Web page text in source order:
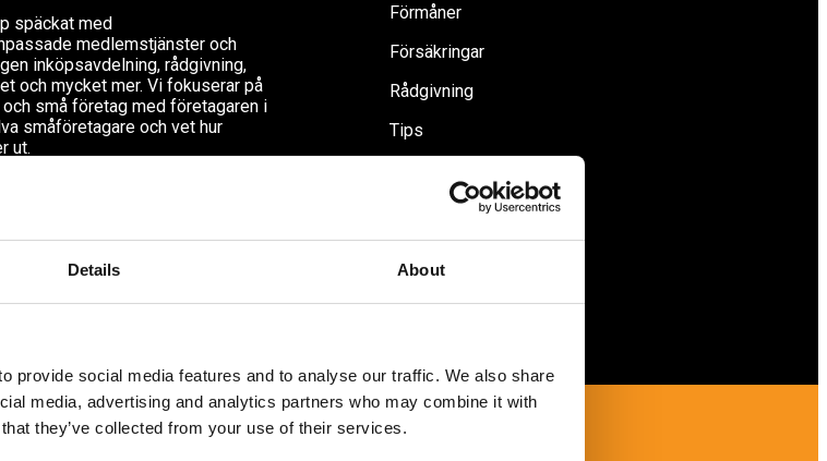
Details About
provide social media features and to analyse our traffic. We also share
media, advertising and analytics partners who may combine it with
they’ve collected from your use of their services.
späckat med
medlemstjänster och
inköpsavdelning, rådgivning,
och mycket mer. Vi fokuserar på
små företag med företagaren i
småföretagare och vet hur
ut.
Förmåner
Försäkringar
Rådgivning
Tips